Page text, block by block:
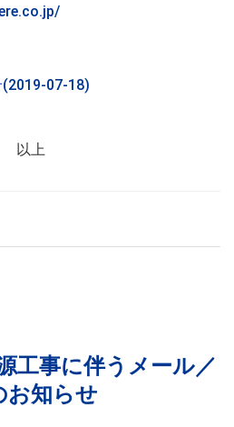
07-18)
以上
工事に伴うメール／
お知らせ